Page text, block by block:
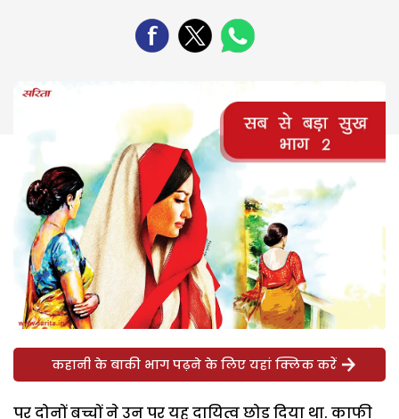
कहानी के बाकी भाग पढ़ने के लिए यहां क्लिक करें
पर दोनों बच्चों ने उन पर यह दायित्व छोड़ दिया था. काफी